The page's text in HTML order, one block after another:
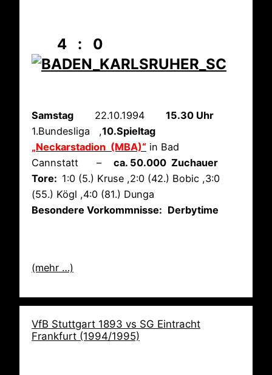
4 : 0
Samstag 22.10.1994 15.30 Uhr
1.Bundesliga ,10.Spieltag
„Neckarstadion (MBA)“ in Bad
Cannstatt – ca. 50.000 Zuchauer
Tore: 1:0 (5.) Kruse ,2:0 (42.) Bobic ,3:0
(55.) Kögl ,4:0 (81.) Dunga
Besondere Vorkommnisse: Derbytime
(mehr …)
VfB Stuttgart 1893 vs SG Eintracht
Frankfurt (1994/1995)